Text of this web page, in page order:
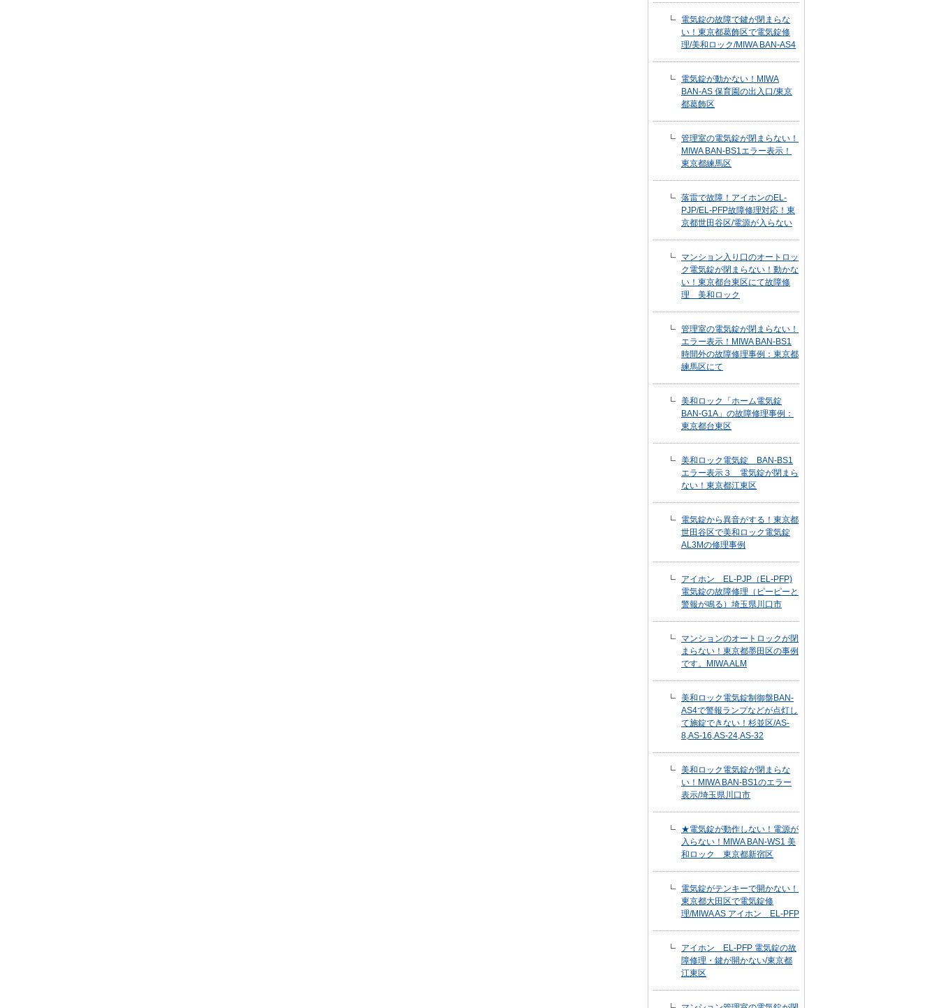
電気錠の故障で鍵が閉まらな
い！東京都葛飾区で電気錠修
理/美和ロック/MIWA BAN-AS4
電気錠が動かない！MIWA
BAN-AS 保育園の出入口/東京
都葛飾区
管理室の電気錠が閉まらない！
MIWA BAN-BS1エラー表示！
東京都練馬区
落雷で故障！アイホンのEL-
PJP/EL-PFP故障修理対応！東
京都世田谷区/電源が入らない
マンション入り口のオートロッ
ク電気錠が閉まらない！動かな
い！東京都台東区にて故障修
理 美和ロック
管理室の電気錠が閉まらない！
エラー表示！MIWA BAN-BS1
時間外の故障修理事例：東京都
練馬区にて
美和ロック「ホーム電気錠
BAN-G1A」の故障修理事例：
東京都台東区
美和ロック電気錠 BAN-BS1
エラー表示３ 電気錠が閉まら
ない！東京都江東区
電気錠から異音がする！東京都
世田谷区で美和ロック電気錠
AL3Mの修理事例
アイホン EL-PJP（EL-PFP)
電気錠の故障修理（ピーピーと
警報が鳴る）埼玉県川口市
マンションのオートロックが閉
まらない！東京都墨田区の事例
です。MIWA ALM
美和ロック電気錠制御盤BAN-
AS4で警報ランプなどが点灯し
て施錠できない！杉並区/AS-
8,AS-16,AS-24,AS-32
美和ロック電気錠が閉まらな
い！MIWA BAN-BS1のエラー
表示/埼玉県川口市
★電気錠が動作しない！電源が
入らない！MIWA BAN-WS1 美
和ロック 東京都新宿区
電気錠がテンキーで開かない！
東京都大田区で電気錠修
理/MIWA AS アイホン EL-PFP
アイホン EL-PFP 電気錠の故
障修理・鍵が開かない/東京都
江東区